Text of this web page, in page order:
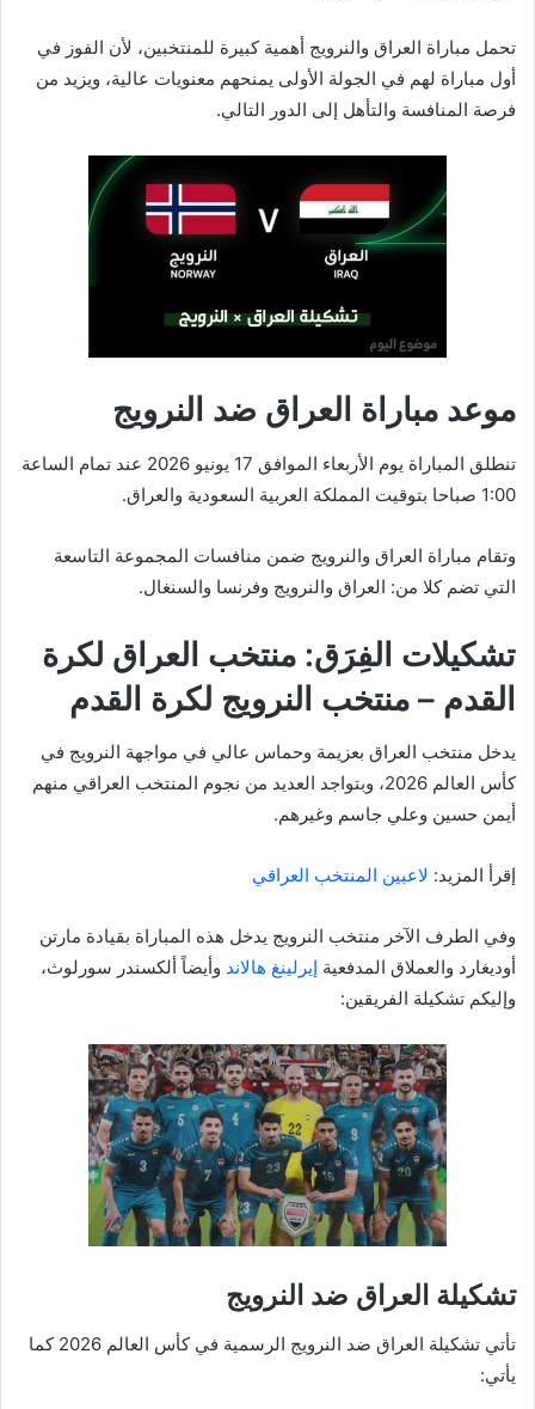
تحمل مباراة العراق والنرويج أهمية كبيرة للمنتخبين، لأن الفوز في
أول مباراة لهم في الجولة الأولى يمنحهم معنويات عالية، ويزيد من
فرصة المنافسة والتأهل إلى الدور التالي.
موعد مباراة العراق ضد النرويج
تنطلق المباراة يوم الأربعاء الموافق 17 يونيو 2026 عند تمام الساعة
1:00 صباحا بتوقيت المملكة العربية السعودية والعراق.
وتقام مباراة العراق والنرويج ضمن منافسات المجموعة التاسعة
التي تضم كلا من: العراق والنرويج وفرنسا والسنغال.
تشكيلات الفِرَق: منتخب العراق لكرة
القدم – منتخب النرويج لكرة القدم
يدخل منتخب العراق بعزيمة وحماس عالي في مواجهة النرويج في
كأس العالم 2026، وبتواجد العديد من نجوم المنتخب العراقي منهم
أيمن حسين وعلي جاسم وغيرهم.
إقرأ المزيد: لاعبين المنتخب العراقي
وفي الطرف الآخر منتخب النرويج يدخل هذه المباراة بقيادة مارتن
أوديغارد والعملاق المدفعية إيرلينغ هالاند وأيضاً ألكسندر سورلوث،
وإليكم تشكيلة الفريقين:
تشكيلة العراق ضد النرويج
تأتي تشكيلة العراق ضد النرويج الرسمية في كأس العالم 2026 كما
يأتي: